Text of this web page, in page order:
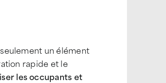
un élément
rapide et le
les occupants et